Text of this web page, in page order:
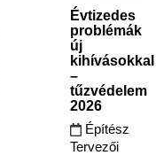
Évtizedes
problémák
új
kihívásokkal
–
tűzvédelem
2026
Építész
Tervezői